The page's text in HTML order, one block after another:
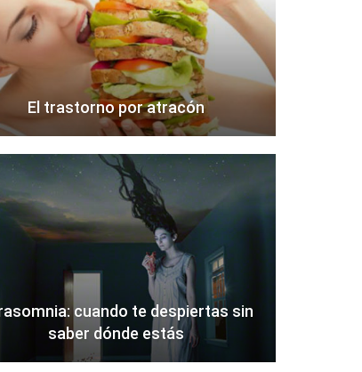
El trastorno por atracón
cuando te despiertas sin
saber dónde estás